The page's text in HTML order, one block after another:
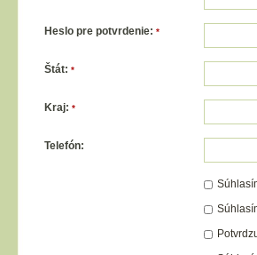
Heslo pre potvrdenie: *
Štát: *
Kraj: *
Telefón: